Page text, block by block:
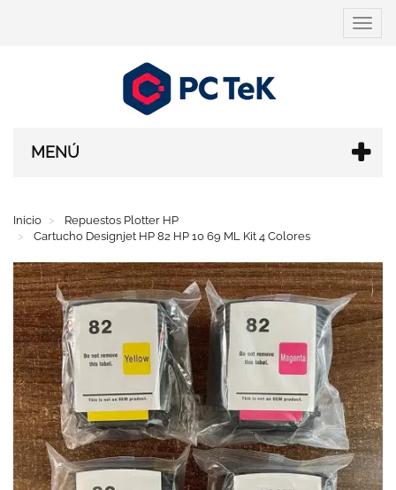
MENÚ
Inicio
Repuestos Plotter HP
Cartucho Designjet HP 82 HP 10 69 ML Kit 4 Colores